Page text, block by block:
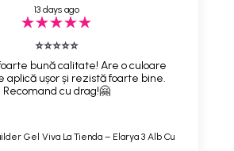
13 days ago
⭐⭐⭐⭐⭐
bună calitate! Are o culoare
aplică ușor și rezistă foarte bine.
Recomand cu drag!🤗
Gel Viva La Tienda – Elarya 3 Alb Cu